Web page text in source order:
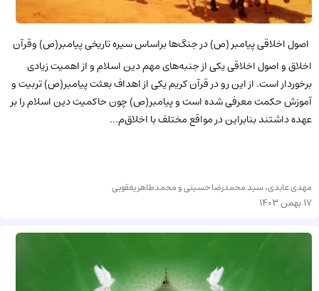
اصول اخلاقی پیامبر (ص) در جنگ‌ها براساس سیره تاریخی پیامبر(ص) وقرآن
اخلاق و اصول اخلاقی یکی از جنبه‌های مهم دین اسلام و از اهمیت زیادی
برخوردار است. از این رو در قرآن کریم یکی از اهداف بعثت پیامبر(ص) تربیت و
آموزش حکمت معرفی شده است و پیامبر(ص) چون حاکمیت دین اسلام را بر
عهده داشتند بنابراین در مواقع مختلف با اخلاق‌م...
مهدی عابدی، سید محمدرضا حسینی و محمدطاهر یعقوبی
17 بهمن 1403